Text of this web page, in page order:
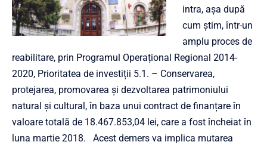
intra, așa după
cum știm, într-un
amplu proces de
reabilitare, prin Programul Operațional Regional 2014-
2020, Prioritatea de investiții 5.1. – Conservarea,
protejarea, promovarea și dezvoltarea patrimoniului
natural și cultural, în baza unui contract de finanțare în
valoare totală de 18.467.853,04 lei, care a fost încheiat în
luna martie 2018. Acest demers va implica mutarea